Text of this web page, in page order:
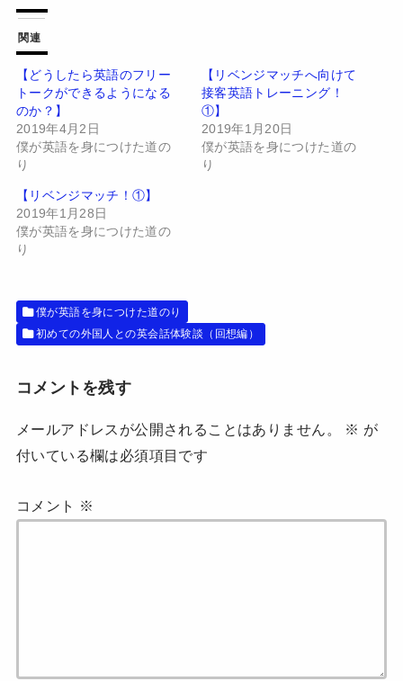
て
T
w
i
t
t
e
r
で
共
有
(
新
ウ
ィ
ン
ド
ウ
)
有
す
る
ク
リ
ッ
て
く
だ
さ
い
ィ
ン
ド
ウ
ま
す
関連
【どうしたら英語のフリー
トークができるようになる
のか？】
2019年4月2日
僕が英語を身につけた道の
り
【リベンジマッチへ向けて
接客英語トレーニング！
①】
2019年1月20日
僕が英語を身につけた道の
り
【リベンジマッチ！①】
2019年1月28日
僕が英語を身につけた道の
り
僕が英語を身につけた道のり
初めての外国人との英会話体験談（回想編）
コメントを残す
メールアドレスが公開されることはありません。 ※ が
付いている欄は必須項目です
コメント ※